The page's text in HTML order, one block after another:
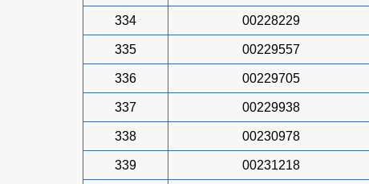
334 00228229
335 00229557
336 00229705
337 00229938
338 00230978
339 00231218